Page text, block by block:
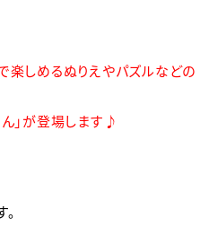
楽しめるぬりえやパズルなどの
」が登場します♪